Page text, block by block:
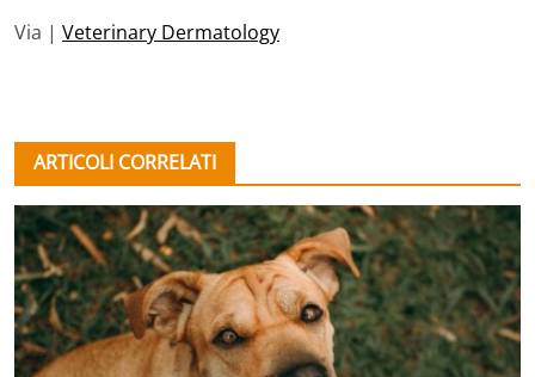
Via | Veterinary Dermatology
ARTICOLI CORRELATI